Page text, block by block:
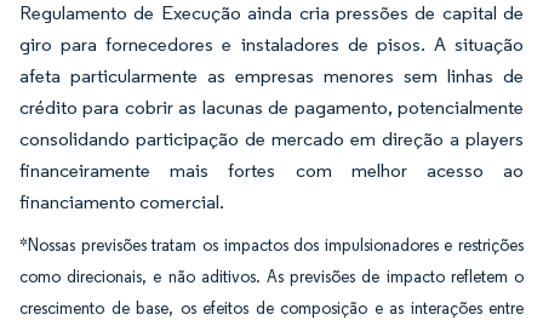
Regulamento de Execução ainda cria pressões de capital de
giro para fornecedores e instaladores de pisos. A situação
afeta particularmente as empresas menores sem linhas de
crédito para cobrir as lacunas de pagamento, potencialmente
consolidando participação de mercado em direção a players
financeiramente mais fortes com melhor acesso ao
financiamento comercial.
*Nossas previsões tratam os impactos dos impulsionadores e restrições
como direcionais, e não aditivos. As previsões de impacto refletem o
crescimento de base, os efeitos de composição e as interações entre